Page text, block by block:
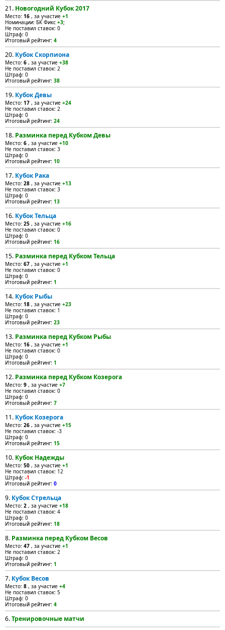
21. Новогодний Кубок 2017
Место: 16 , за участие +1
Номинации: БК Фикс +3;
Не поставил ставок: 0
Штраф: 0
Итоговый рейтинг: 4
20. Кубок Скорпиона
Место: 6 , за участие +38
Не поставил ставок: 2
Штраф: 0
Итоговый рейтинг: 38
19. Кубок Девы
Место: 17 , за участие +24
Не поставил ставок: 2
Штраф: 0
Итоговый рейтинг: 24
18. Разминка перед Кубком Девы
Место: 6 , за участие +10
Не поставил ставок: 3
Штраф: 0
Итоговый рейтинг: 10
17. Кубок Рака
Место: 28 , за участие +13
Не поставил ставок: 3
Штраф: 0
Итоговый рейтинг: 13
16. Кубок Тельца
Место: 25 , за участие +16
Не поставил ставок: 0
Штраф: 0
Итоговый рейтинг: 16
15. Разминка перед Кубком Тельца
Место: 67 , за участие +1
Не поставил ставок: 0
Штраф: 0
Итоговый рейтинг: 1
14. Кубок Рыбы
Место: 18 , за участие +23
Не поставил ставок: 1
Штраф: 0
Итоговый рейтинг: 23
13. Разминка перед Кубком Рыбы
Место: 16 , за участие +1
Не поставил ставок: 0
Штраф: 0
Итоговый рейтинг: 1
12. Разминка перед Кубком Козерога
Место: 9 , за участие +7
Не поставил ставок: 0
Штраф: 0
Итоговый рейтинг: 7
11. Кубок Козерога
Место: 26 , за участие +15
Не поставил ставок: -3
Штраф: 0
Итоговый рейтинг: 15
10. Кубок Надежды
Место: 50 , за участие +1
Не поставил ставок: 12
Штраф: -1
Итоговый рейтинг: 0
9. Кубок Стрельца
Место: 2 , за участие +18
Не поставил ставок: 4
Штраф: 0
Итоговый рейтинг: 18
8. Разминка перед Кубком Весов
Место: 47 , за участие +1
Не поставил ставок: 2
Штраф: 0
Итоговый рейтинг: 1
7. Кубок Весов
Место: 8 , за участие +4
Не поставил ставок: 5
Штраф: 0
Итоговый рейтинг: 4
6.Тренировочные матчи